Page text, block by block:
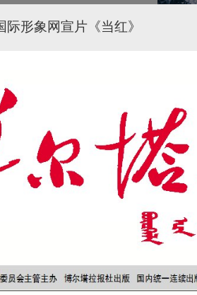
际形象网宣片《当红》